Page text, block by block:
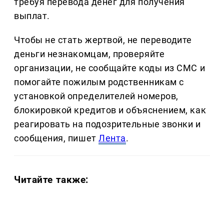
выплат.
Чтобы не стать жертвой, не переводите
деньги незнакомцам, проверяйте
организации, не сообщайте коды из СМС и
помогайте пожилым родственникам с
установкой определителей номеров,
блокировкой кредитов и объяснением, как
реагировать на подозрительные звонки и
сообщения, пишетЛента.
Читайте также: